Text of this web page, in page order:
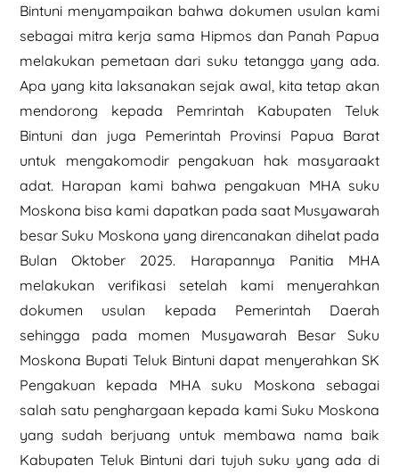
Bintuni menyampaikan bahwa dokumen usulan kami
sebagai mitra kerja sama Hipmos dan Panah Papua
melakukan pemetaan dari suku tetangga yang ada.
Apa yang kita laksanakan sejak awal, kita tetap akan
mendorong kepada Pemrintah Kabupaten Teluk
Bintuni dan juga Pemerintah Provinsi Papua Barat
untuk mengakomodir pengakuan hak masyaraakt
adat. Harapan kami bahwa pengakuan MHA suku
Moskona bisa kami dapatkan pada saat Musyawarah
besar Suku Moskona yang direncanakan dihelat pada
Bulan Oktober 2025. Harapannya Panitia MHA
melakukan verifikasi setelah kami menyerahkan
dokumen usulan kepada Pemerintah Daerah
sehingga pada momen Musyawarah Besar Suku
Moskona Bupati Teluk Bintuni dapat menyerahkan SK
Pengakuan kepada MHA suku Moskona sebagai
salah satu penghargaan kepada kami Suku Moskona
yang sudah berjuang untuk membawa nama baik
Kabupaten Teluk Bintuni dari tujuh suku yang ada di